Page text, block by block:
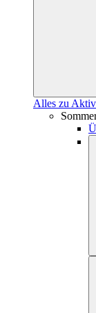
Alles zu